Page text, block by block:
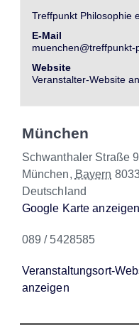
Treffpunkt Philosophie
E-Mail
muenchen@treffpunkt-
Website
Veranstalter-Website
München
Schwanthaler Straße
München, Bayern
Deutschland
Google Karte anzeigen
089 / 5428585
Veranstaltungsort-
anzeigen